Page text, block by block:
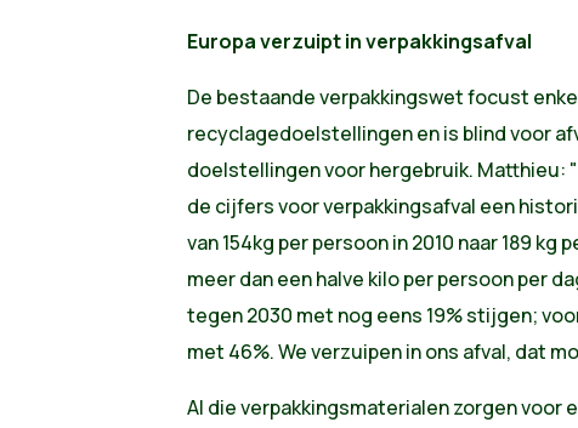
Europa verzuipt in verpakkingsafval
De bestaande verpakkingswet focust
recyclagedoelstellingen en is blind voor
doelstellingen voor hergebruik. Matthieu:
de cijfers voor verpakkingsafval een
van 154kg per persoon in 2010 naar 189 kg
meer dan een halve kilo per persoon per
tegen 2030 met nog eens 19% stijgen;
met 46%. We verzuipen in ons afval, dat
Al die verpakkingsmaterialen zorgen voor